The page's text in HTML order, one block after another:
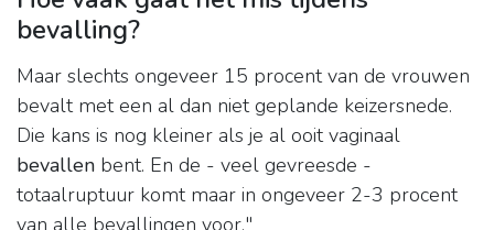
bevalling?
Maar slechts ongeveer 15 procent van de vrouwen
bevalt met een al dan niet geplande keizersnede.
Die kans is nog kleiner als je al ooit vaginaal
bevallen bent. En de - veel gevreesde -
totaalruptuur komt maar in ongeveer 2-3 procent
van alle bevallingen voor."